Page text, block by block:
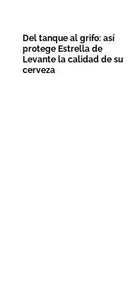
Del tanque al grifo: así
protege Estrella de
Levante la calidad de su
cerveza